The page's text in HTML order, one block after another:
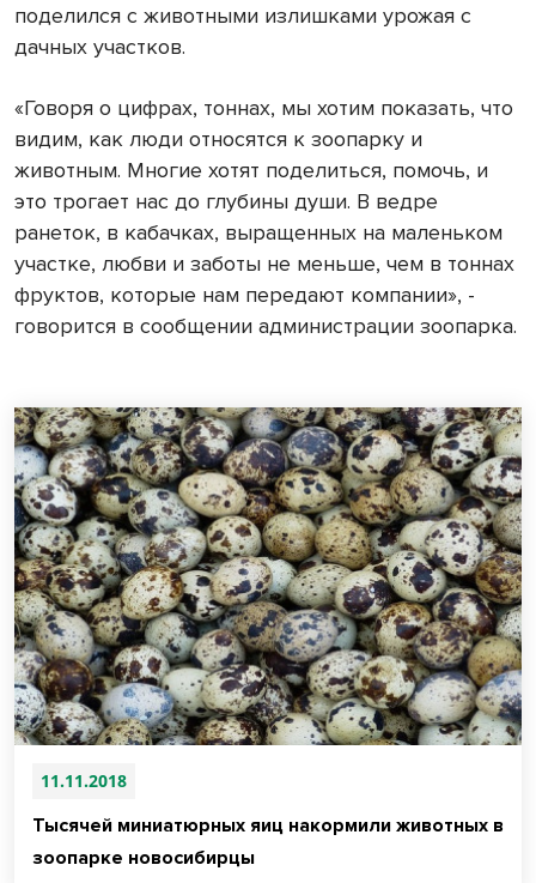
поделился с животными излишками урожая с
дачных участков.
«Говоря о цифрах, тоннах, мы хотим показать, что
видим, как люди относятся к зоопарку и
животным. Многие хотят поделиться, помочь, и
это трогает нас до глубины души. В ведре
ранеток, в кабачках, выращенных на маленьком
участке, любви и заботы не меньше, чем в тоннах
фруктов, которые нам передают компании», -
говорится в сообщении администрации зоопарка.
11.11.2018
Тысячей миниатюрных яиц накормили животных в
зоопарке новосибирцы